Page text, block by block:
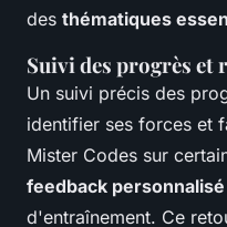
des thématiques
Suivi des progrès et
Un suivi précis des
identifier ses forces et
Mister Codes sur
feedback personnalisé
d'entraînement. Ce